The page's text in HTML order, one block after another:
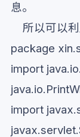
息。
所以可以利
package
import
import